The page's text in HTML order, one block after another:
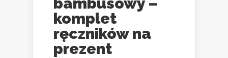
komplet
ręczników na
prezent